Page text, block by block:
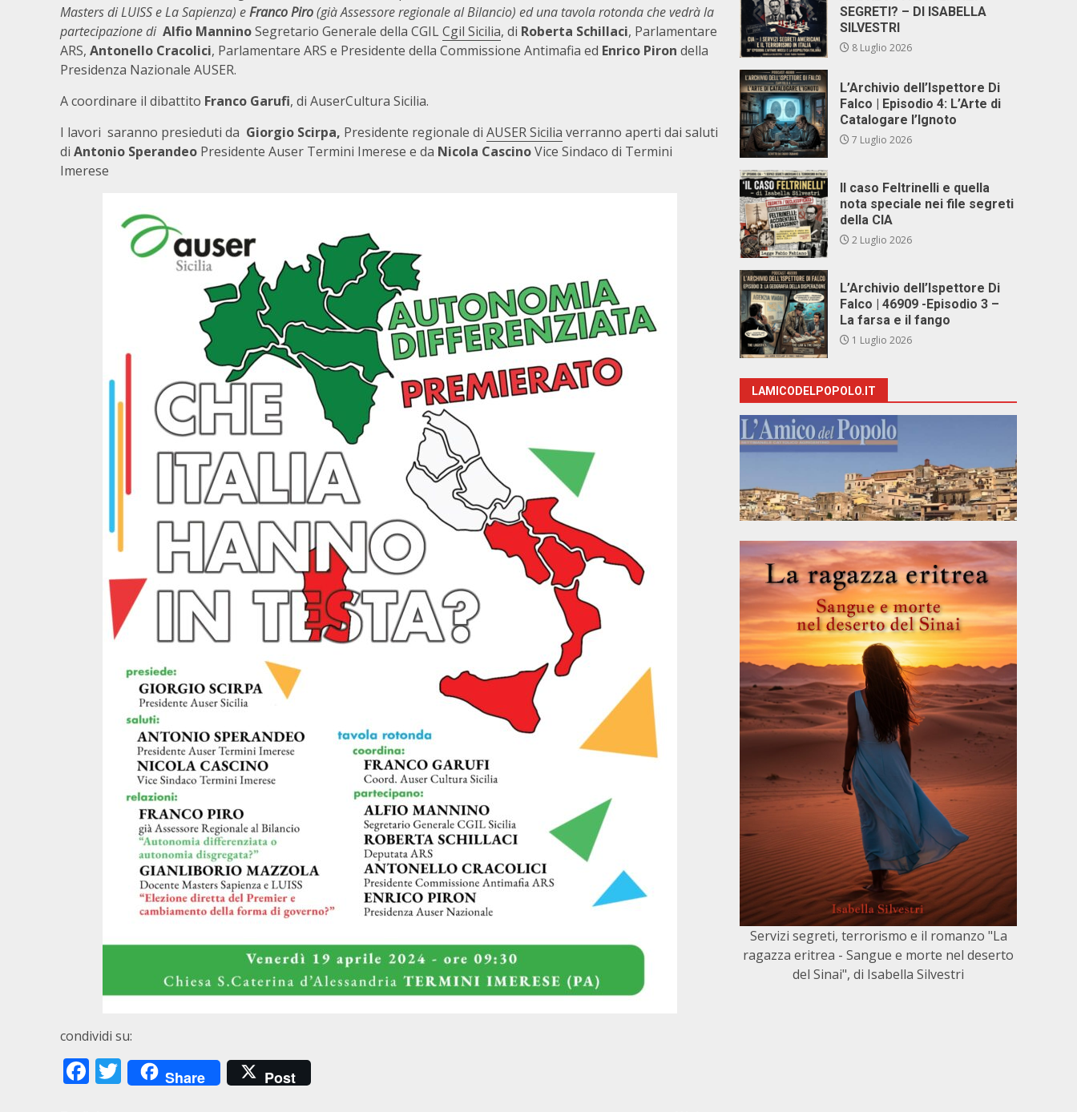
Masters di LUISS e La Sapienza) eFranco Piro(già Assessore regionale al Bilancio) ed una tavola rotonda che vedrà la
partecipazione di Alfio ManninoSegretario Generale della CGILCgil Sicilia, di Roberta Schillaci, Parlamentare
ARS, Antonello Cracolici, Parlamentare ARS e Presidente della Commissione Antimafia ed Enrico Piron della
Presidenza Nazionale AUSER.
A coordinare il dibattito Franco Garufi, di AuserCultura Sicilia.
I lavori saranno presieduti da Giorgio Scirpa, Presidente regionale di AUSER Sicilia verranno aperti dai saluti
di Antonio Sperandeo Presidente Auser Termini Imerese e da Nicola CascinoVice Sindaco di Termini
Imerese
condividi su:
Facebook
Twitter
Share Post
SEGRETI? – DI ISABELLA
SILVESTRI
8 Luglio 2026
L’Archivio dell’Ispettore Di
Falco | Episodio 4: L’Arte di
Catalogare l’Ignoto
7 Luglio 2026
Il caso Feltrinelli e quella
nota speciale nei file segreti
della CIA
2 Luglio 2026
L’Archivio dell’Ispettore Di
Falco | 46909 -Episodio 3 –
La farsa e il fango
1 Luglio 2026
LAMICODELPOPOLO.IT
Servizi segreti, terrorismo e il romanzo "La
ragazza eritrea - Sangue e morte nel deserto
del Sinai", di Isabella Silvestri